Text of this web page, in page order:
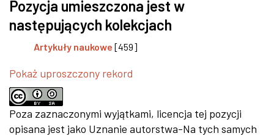
Pozycja umieszczona jest w
następujących kolekcjach
Artykuły naukowe [459]
Pokaż uproszczony rekord
Poza zaznaczonymi wyjątkami, licencja tej pozycji
opisana jest jako Uznanie autorstwa-Na tych samych